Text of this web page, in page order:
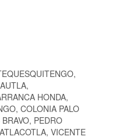
HONDA,
COLONIA PALO
PEDRO
VICENTE